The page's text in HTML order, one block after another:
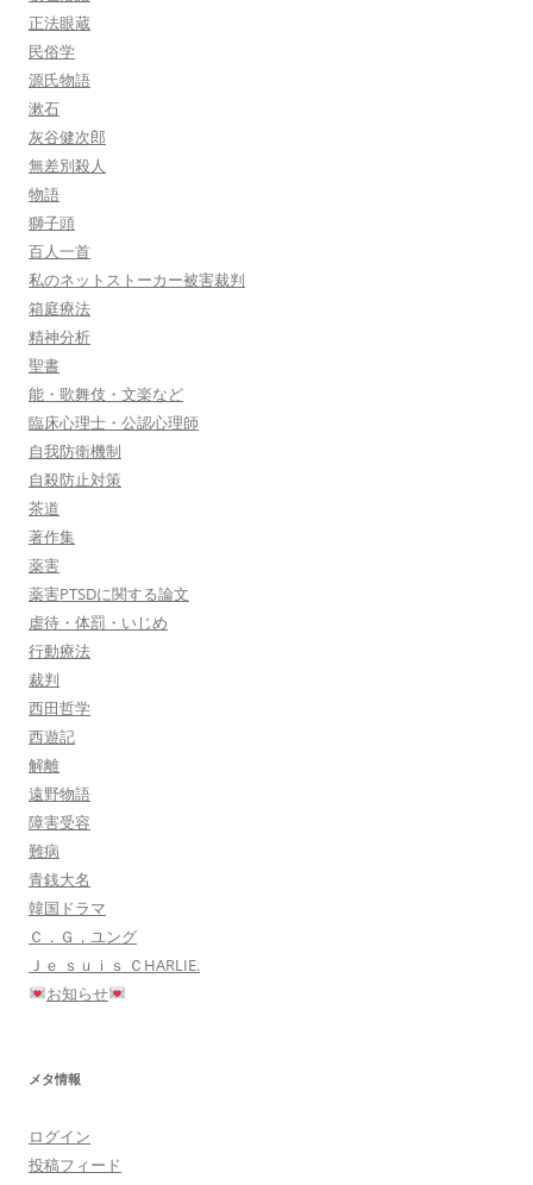
正法眼蔵
民俗学
源氏物語
漱石
灰谷健次郎
無差別殺人
物語
獅子頭
百人一首
私のネットストーカー被害裁判
箱庭療法
精神分析
聖書
能・歌舞伎・文楽など
臨床心理士・公認心理師
自我防衛機制
自殺防止対策
茶道
著作集
薬害
薬害PTSDに関する論文
虐待・体罰・いじめ
行動療法
裁判
西田哲学
西遊記
解離
遠野物語
障害受容
難病
青銭大名
韓国ドラマ
Ｃ．Ｇ，ユング
Ｊｅ ｓｕｉｓ ＣHARLIE.
お知らせ
メタ情報
ログイン
投稿フィード